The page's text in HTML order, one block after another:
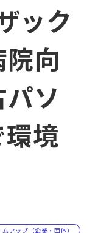
ック
向
ソ
境
ムアップ（企業・団体）